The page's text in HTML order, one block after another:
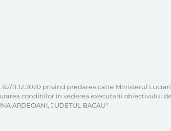
11.12.2020 privind predarea catre Ministerul
conditiilor in vederea executarii obiectivului de
ARDEOANI, JUDETUL BACAU"